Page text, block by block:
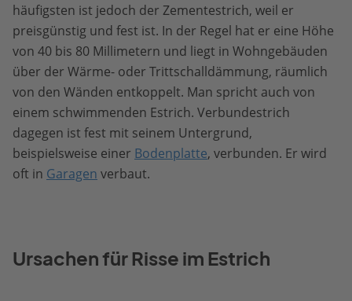
häufigsten ist jedoch der Zementestrich, weil er
preisgünstig und fest ist. In der Regel hat er eine Höhe
von 40 bis 80 Millimetern und liegt in Wohngebäuden
über der Wärme- oder Trittschalldämmung, räumlich
von den Wänden entkoppelt. Man spricht auch von
einem schwimmenden Estrich. Verbundestrich
dagegen ist fest mit seinem Untergrund,
beispielsweise einer Bodenplatte, verbunden. Er wird
oft in Garagen verbaut.
Ursachen für Risse im Estrich